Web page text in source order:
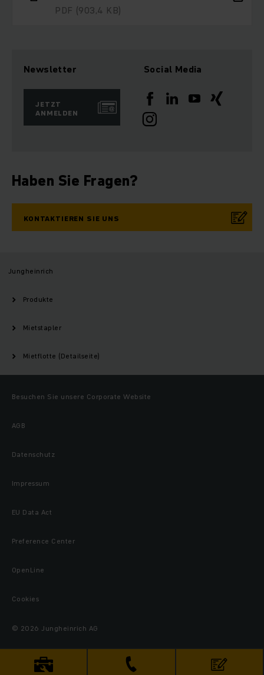
PDF (903,4 KB)
Newsletter
JETZT
ANMELDEN
Social Media
Haben Sie Fragen?
KONTAKTIEREN SIE UNS
Jungheinrich
Produkte
Mietstapler
Mietflotte (Detailseite)
Besuchen Sie unsere Corporate Website
AGB
Datenschutz
Impressum
EU Data Act
Preference Center
OpenLine
Cookies
© 2026 Jungheinrich AG